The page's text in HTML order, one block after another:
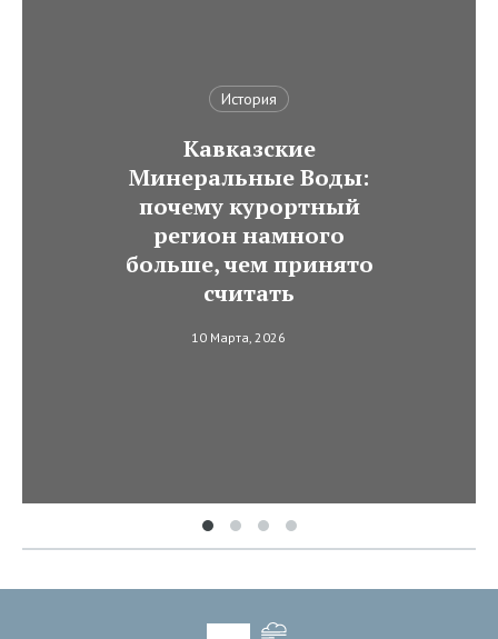
История
Кавказские
Минеральные Воды:
почему курортный
регион намного
больше, чем принято
считать
10 Марта, 2026